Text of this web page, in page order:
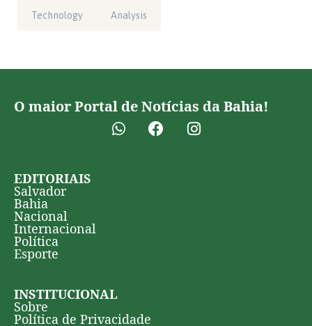
Technology Analysis
O maior Portal de Notícias da Bahia!
EDITORIAIS
Salvador
Bahia
Nacional
Internacional
Política
Esporte
INSTITUCIONAL
Sobre
Política de Privacidade